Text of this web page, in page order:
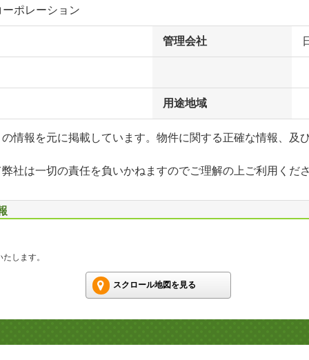
ポレーション
管理会社
用途地域
の情報を元に掲載しています。物件に関する正確な情報、及
社は一切の責任を負いかねますのでご理解の上ご利用くだ
します。
スクロール地図を見る